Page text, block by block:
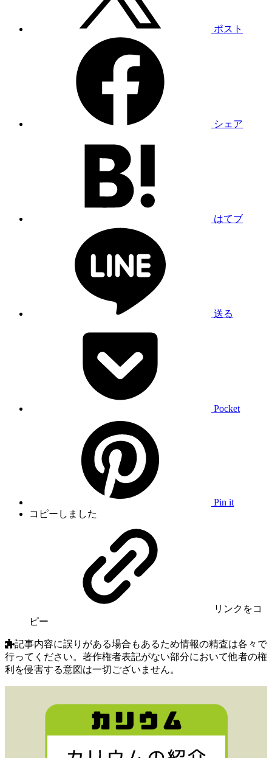
ポスト
シェア
はてブ
送る
Pocket
Pin it
コピーしました
リンク をコ
ピー
記事内容に誤りがある場合もあるため情報の精査は各々で
行ってください。著作権者表記がない部分において他者の権
利を侵害する意図は一切ございません。